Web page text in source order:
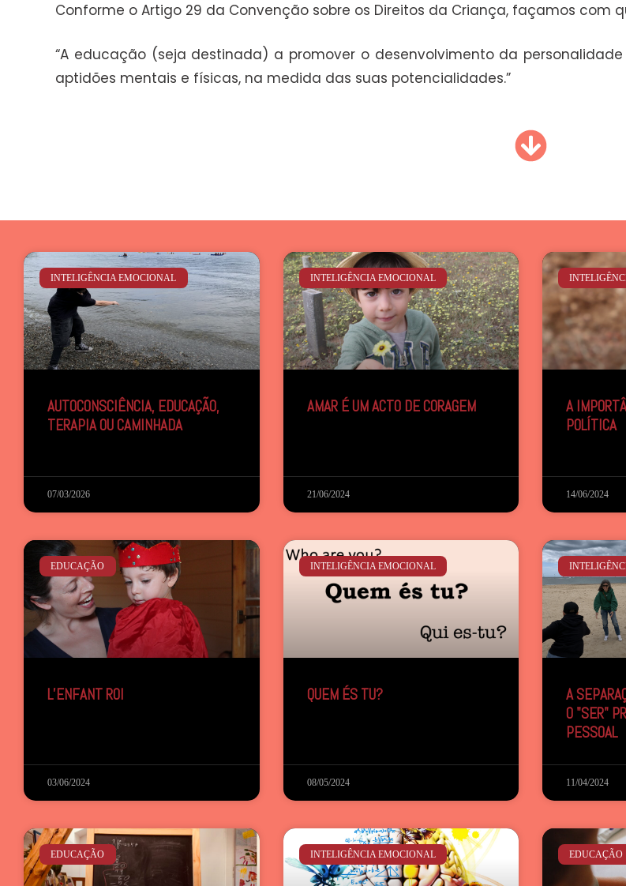
Conforme o Artigo 29 da Convenção sobre os Direitos da Criança, façamos com
“A educação (seja destinada) a promover o desenvolvimento da
aptidões mentais e físicas, na medida das suas potencialidades.”
INTELIGÊNCIA EMOCIONAL
AUTOCONSCIÊNCIA, EDUCAÇÃO,
TERAPIA OU CAMINHADA
07/03/2026
INTELIGÊNCIA EMOCIONAL
AMAR É UM ACTO DE CORAGEM
21/06/2024
A
POLÍTICA
14/06/2024
EDUCAÇÃO
L’ENFANT ROI
03/06/2024
INTELIGÊNCIA EMOCIONAL
QUEM ÉS TU?
08/05/2024
A
O "SER"
PESSOAL
11/04/2024
EDUCAÇÃO INTELIGÊNCIA EMOCIONAL EDUCAÇÃO